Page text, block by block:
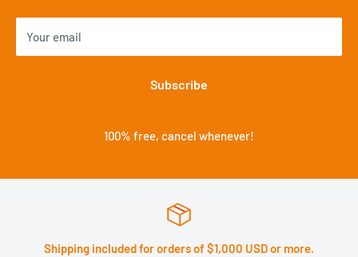
Your email
Subscribe
100% free, cancel whenever!
Shipping included for orders of $1,000 USD or more.